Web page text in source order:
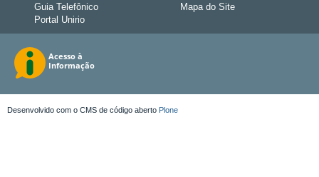
Guia Telefônico
Portal Unirio
Mapa do Site
Desenvolvido com o CMS de código aberto Plone